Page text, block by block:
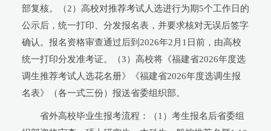
部复核。（2）高校对推荐考试人选进行为期5个工作日的
公示后，统一打印、分发报名表，并要求核对无误后签字
确认。报名资格审查通过后到2026年2月1日前，由高校
统一打印分发准考证。（3）高校将《福建省2026年度选
调生推荐考试人选花名册》《福建省2026年度选调生报
名表》（各一式三份）报送省委组织部。
省外高校毕业生报考流程：（1）考生报名后省委组